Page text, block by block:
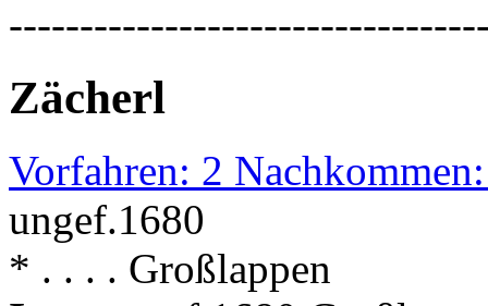
Zächerl
Vorfahren: 2
ungef.1680
* . . . . Großlappen